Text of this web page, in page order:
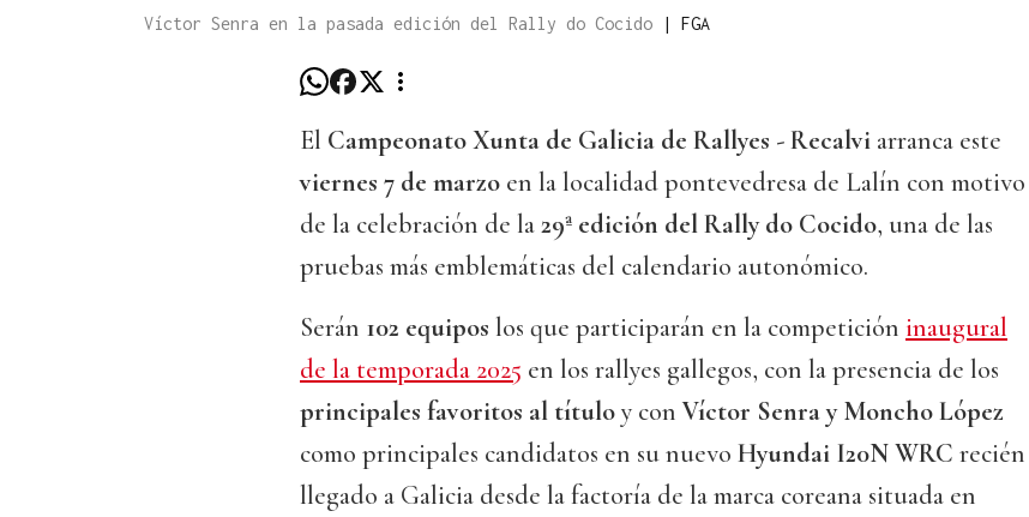
Víctor Senra en la pasada edición del Rally do Cocido | FGA
El Campeonato Xunta de Galicia de Rallyes - Recalvi arranca este
viernes 7 de marzo en la localidad pontevedresa de Lalín con motivo
de la celebración de la29ª edición del Rally do Cocido, una de las
pruebas más emblemáticas del calendario autonómico.
Serán 102 equipos los que participarán en la competición inaugural
de la temporada 2025 en los rallyes gallegos, con la presencia de los
principales favoritos al títuloy con Víctor Senra y Moncho López
como principales candidatos en su nuevo Hyundai I20N WRC recién
llegado a Galicia desde la factoría de la marca coreana situada en